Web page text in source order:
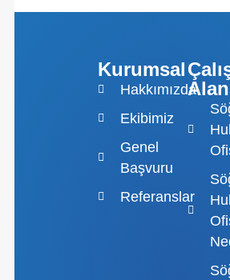
Kurumsal
Hakkımızda
Ekibimiz
Genel
Başvuru
Referanslar